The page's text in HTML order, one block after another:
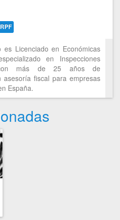
es Licenciado en Económicas
en Inspecciones
con más de 25 años de
asesoría fiscal para empresas
España.